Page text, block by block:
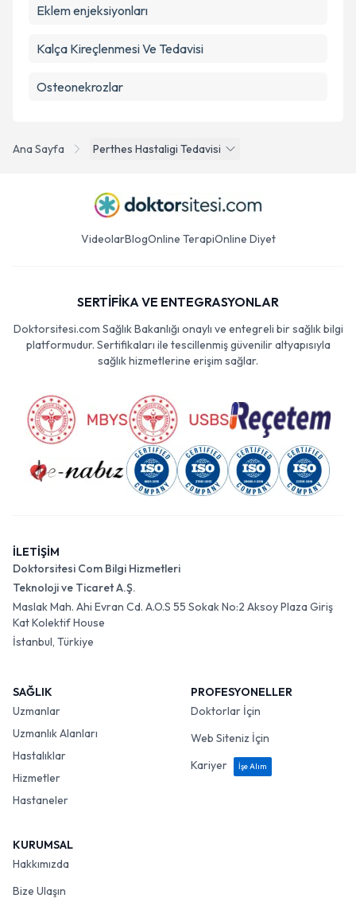
Ana Sayfa Perthes Hastaligi Tedavisi
Eklem enjeksiyonları
Kalça Kireçlenmesi Ve Tedavisi
Osteonekrozlar
VideolarBlogOnline TerapiOnline Diyet
SERTİFİKA VE ENTEGRASYONLAR
Doktorsitesi.com Sağlık Bakanlığı onaylı ve entegreli bir sağlık bilgi
platformudur. Sertifikaları ile tescillenmiş güvenilir altyapısıyla
sağlık hizmetlerine erişim sağlar.
İLETİŞİM
Doktorsitesi Com Bilgi Hizmetleri
Teknoloji ve Ticaret A.Ş.
Maslak Mah. Ahi Evran Cd. A.O.S 55 Sokak No:2 Aksoy Plaza Giriş
Kat Kolektif House
İstanbul, Türkiye
SAĞLIK
Uzmanlar
Uzmanlık Alanları
Hastalıklar
Hizmetler
Hastaneler
PROFESYONELLER
Doktorlar İçin
Web Siteniz İçin
Kariyer
İşe Alım
KURUMSAL
Hakkımızda
Bize Ulaşın